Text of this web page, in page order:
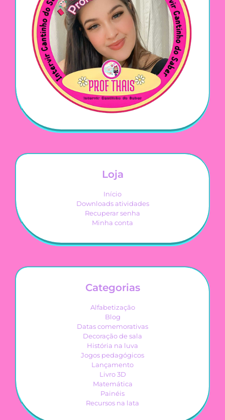
Loja
Início
Downloads atividades
Recuperar senha
Minha conta
Categorias
Alfabetização
Blog
Datas comemorativas
Decoração de sala
História na luva
Jogos pedagógicos
Lançamento
Livro 3D
Matemática
Painéis
Recursos na lata